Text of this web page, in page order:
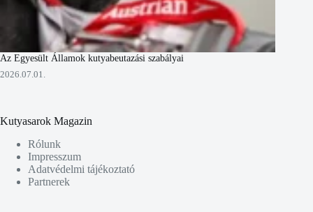
Az Egyesült Államok kutyabeutazási szabályai
2026.07.01.
Kutyasarok Magazin
Rólunk
Impresszum
Adatvédelmi tájékoztató
Partnerek